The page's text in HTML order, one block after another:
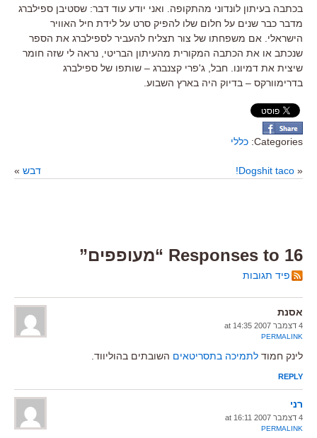
בכתבה בעיתון לונדוני מהתקופה. ואני יודע עוד דבר: שסטיבן ספילברג
מדבר כבר שנים על חלום שלו להפיק סרט על לידת חיל האוויר
הישראלי. אם משפחתו של צור תצליח להעביר לספילברג את הספר
שנכתב או את הכתבה המקורית מהעיתון הבריטי, נראה לי שזה חומר
שיצית את דמיונו. חבל, ג'פרי קצנברג – שותפו של ספילברג
בדרימוורקס – בדיוק היה בארץ השבוע.
Categories: כללי
«
Dogshit taco! דבש »
16 Responses to “מעופפים”
פיד תגובות
אסנת
4 דצמבר 2007 at 14:35
PERMALINK
לינק חמוד לתמיכה בתסריטאים השובתים בהוליווד.
REPLY
רני
4 דצמבר 2007 at 16:11
PERMALINK